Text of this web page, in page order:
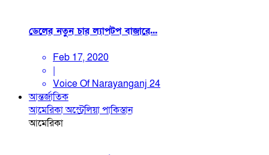
ডেলের নতুন চার ল্যাপটপ বাজারে...
Feb 17, 2020
|
Voice Of Narayanganj 24
আন্তর্জাতিক
আমেরিকাঅস্ট্রেলিয়াপাকিস্তান
আমেরিকা